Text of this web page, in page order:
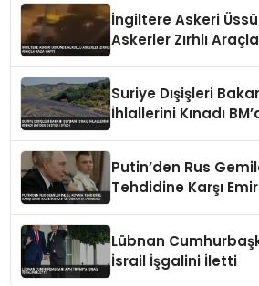
İngiltere Askeri
Askerler Zırhlı
Suriye Dışişleri
İhlallerini Kınadı
Putin’den Rus
Tehdidine Karşı
Lübnan
İsrail İşgalini İletti